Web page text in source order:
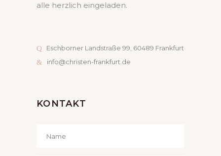
alle herzlich eingeladen.
Eschborner Landstraße 99, 60489 Frankfurt
info@christen-frankfurt.de
KONTAKT